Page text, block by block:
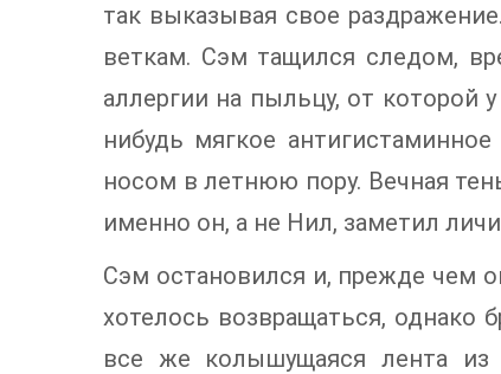
так выказывая свое
веткам. Сэм тащился следом,
аллергии на пыльцу, от которой
нибудь мягкое
носом в летнюю пору. Вечная
именно он, а не Нил, заметил
Сэм остановился и, прежде чем
хотелось возвращаться, однако
все же колышущаяся лента из